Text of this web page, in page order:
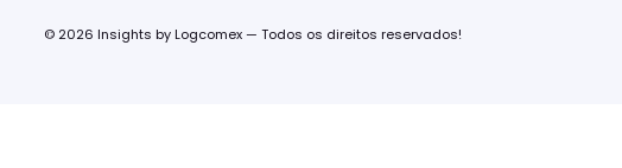
© 2026 Insights by Logcomex — Todos os direitos reservados!